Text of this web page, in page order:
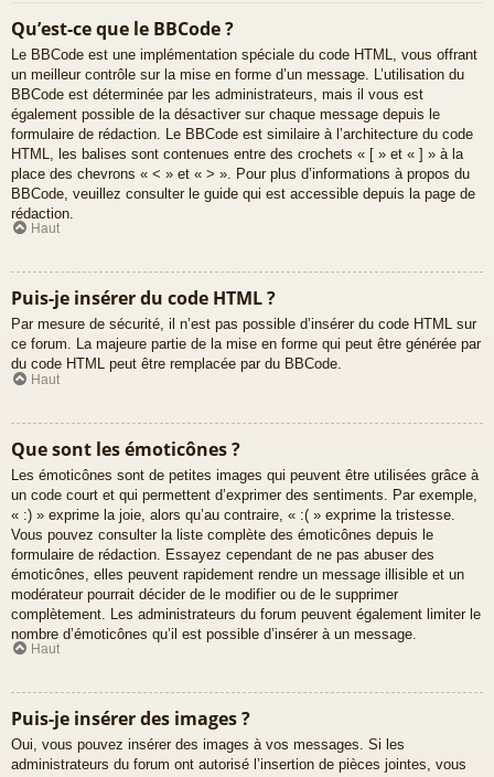
Qu’est-ce que le BBCode ?
Le BBCode est une implémentation spéciale du code HTML, vous offrant
un meilleur contrôle sur la mise en forme d’un message. L’utilisation du
BBCode est déterminée par les administrateurs, mais il vous est
également possible de la désactiver sur chaque message depuis le
formulaire de rédaction. Le BBCode est similaire à l’architecture du code
HTML, les balises sont contenues entre des crochets « [ » et « ] » à la
place des chevrons « < » et « > ». Pour plus d’informations à propos du
BBCode, veuillez consulter le guide qui est accessible depuis la page de
rédaction.
Haut
Puis-je insérer du code HTML ?
Par mesure de sécurité, il n’est pas possible d’insérer du code HTML sur
ce forum. La majeure partie de la mise en forme qui peut être générée par
du code HTML peut être remplacée par du BBCode.
Haut
Que sont les émoticônes ?
Les émoticônes sont de petites images qui peuvent être utilisées grâce à
un code court et qui permettent d’exprimer des sentiments. Par exemple,
« :) » exprime la joie, alors qu’au contraire, « :( » exprime la tristesse.
Vous pouvez consulter la liste complète des émoticônes depuis le
formulaire de rédaction. Essayez cependant de ne pas abuser des
émoticônes, elles peuvent rapidement rendre un message illisible et un
modérateur pourrait décider de le modifier ou de le supprimer
complètement. Les administrateurs du forum peuvent également limiter le
nombre d’émoticônes qu’il est possible d’insérer à un message.
Haut
Puis-je insérer des images ?
Oui, vous pouvez insérer des images à vos messages. Si les
administrateurs du forum ont autorisé l’insertion de pièces jointes, vous